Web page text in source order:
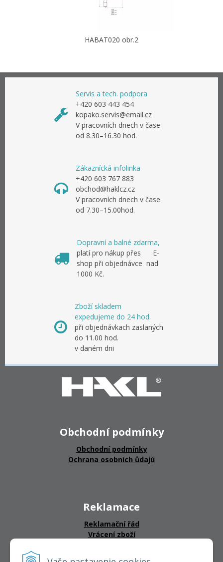
HABAT020 obr.2
Servis a tech. podpora
+420 603 443 454
kopako.servis@email.cz
V pracovních dnech v čase
od 8.30–16.30 hod.
Zákaznícká infolinka
+420 603 767 883
obchod@haklcz.cz
V pracovních dnech v čase
od 7.30–15.00hod.
Dopravní a balné zdarma,
platí pro nákup přes E-
shop při objednávce nad
1000 Kč.
Zboží skladem
expedujeme do 24 hod.
při objednávkach zaslaných
do 11.00 hod.
v daném dni
Obchodní podmínky
Obchodní podmínky
Ochrana osobních ůdajú
Reklamace
Reklamační řád
Vrácení zboží